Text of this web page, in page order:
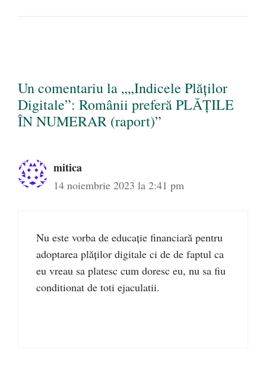
Un comentariu la „„Indicele Plăților
Digitale”: Românii preferă PLĂȚILE
ÎN NUMERAR (raport)”
mitica
14 noiembrie 2023 la 2:41 pm
Nu este vorba de educație financiară pentru
adoptarea plăților digitale ci de de faptul ca
eu vreau sa platesc cum doresc eu, nu sa fiu
conditionat de toti ejaculatii.